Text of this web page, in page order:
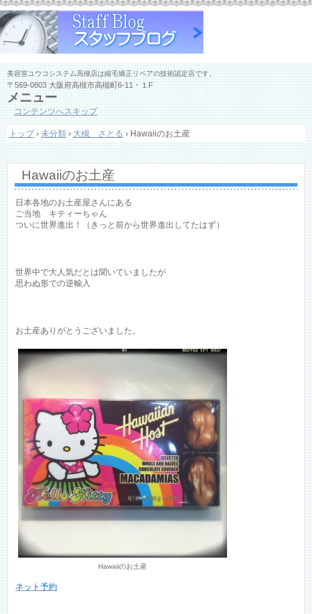
美容室ユウコシステム高槻店は縮毛矯正リペアの技術認定店です。
〒569-0803 大阪府高槻市高槻町6-11・１F
メニュー
コンテンツへスキップ
トップ › 未分類 › 大槻 さとる › Hawaiiのお土産
Hawaiiのお土産
日本各地のお土産屋さんにある
ご当地 キティーちゃん
ついに世界進出！（きっと前から世界進出してたはず）
世界中で大人気だとは聞いていましたが
思わぬ形での逆輸入
お土産ありがとうございました。
Hawaiiのお土産
ネット予約